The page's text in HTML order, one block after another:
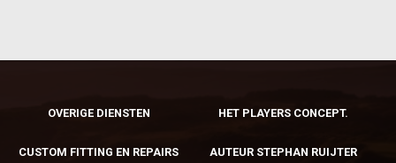
OVERIGE DIENSTEN HET PLAYERS CONCEPT.
CUSTOM FITTING EN REPAIRS AUTEUR STEPHAN RUIJTER